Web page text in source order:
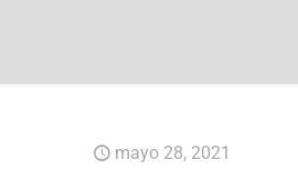
mayo 28, 2021